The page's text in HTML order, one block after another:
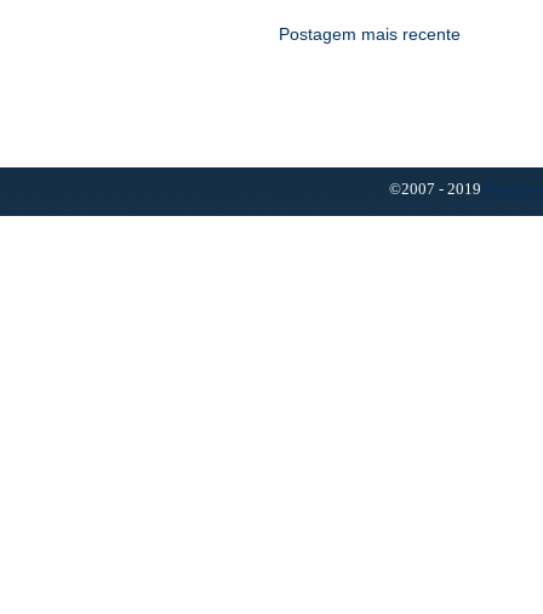
Postagem mais recente
©2007 - 2019